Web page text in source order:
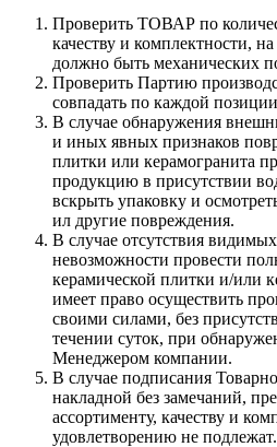
Проверить ТОВАР по
качеству и комплектности,
должно быть механических
Проверить Партию
совпадать по каждой
В случае обнаружения
и иных явных признаков
плитки или керамогранита
продукцию в присутствии
вскрыть упаковку и
ил другие повреждения.
В случае отсутствия
невозможности провести
керамической плитки и/или
имеет право осуществить
своими силами, без
течении суток, при
Менеджером компании.
В случае подписания
накладной без замечаний,
ассортименту, качеству и
удовлетворению не подлежат.